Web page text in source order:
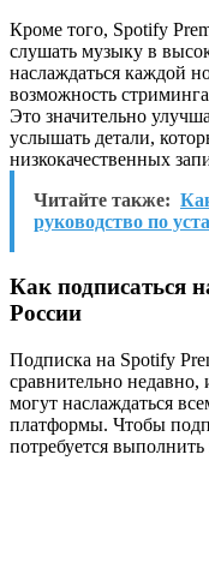
Кроме того, Spotify
слушать музыку в
наслаждаться каждой
возможность
Это значительно
услышать детали,
низкокачественных
Читайте также:
руководство по
Как подписаться
России
Подписка на Spotify
сравнительно недавно,
могут наслаждаться
платформы. Чтобы
потребуется